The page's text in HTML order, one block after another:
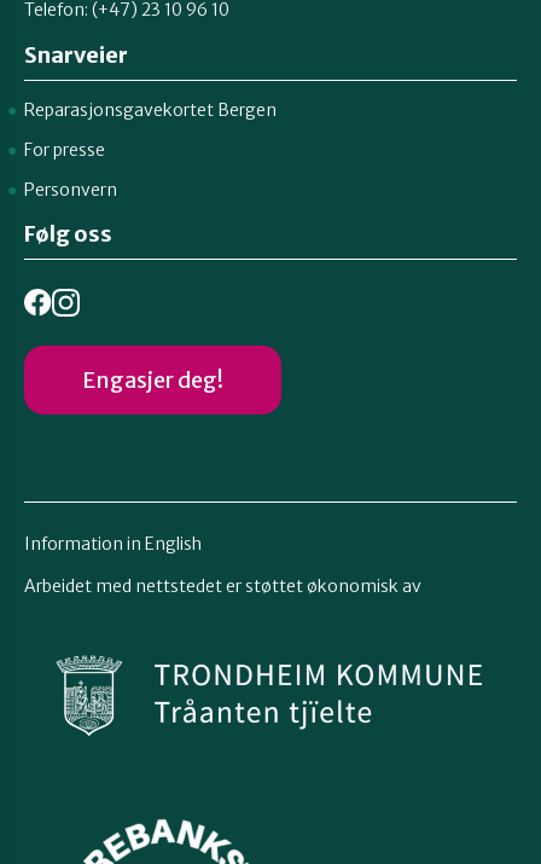
Telefon: (+47) 23 10 96 10
Snarveier
Reparasjonsgavekortet Bergen
For presse
Personvern
Følg oss
Engasjer deg!
Information in English
Arbeidet med nettstedet er støttet økonomisk av